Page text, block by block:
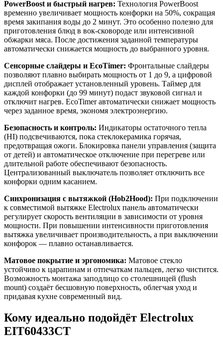
PowerBoost и быстрый нагрев: Технология PowerBoost
временно увеличивает мощность конфорки на 50%, сокращая
время закипания воды до 2 минут. Это особенно полезно для
приготовления блюд в вок-сковороде или интенсивной
обжарки мяса. После достижения заданной температуры
автоматически снижается мощность до выбранного уровня.
Сенсорные слайдеры и EcoTimer: Фронтальные слайдеры
позволяют плавно выбирать мощность от 1 до 9, а цифровой
дисплей отображает установленный уровень. Таймер для
каждой конфорки (до 99 минут) подаст звуковой сигнал и
отключит нагрев. EcoTimer автоматически снижает мощность
через заданное время, экономя электроэнергию.
Безопасность и контроль: Индикаторы остаточного тепла
(HI) подсвечиваются, пока стеклокерамика горячая,
предотвращая ожоги. Блокировка панели управления (защита
от детей) и автоматическое отключение при перегреве или
длительной работе обеспечивают безопасность.
Централизованный выключатель позволяет отключить все
конфорки одним касанием.
Синхронизация с вытяжкой (Hob2Hood): При подключении
к совместимой вытяжке Electrolux панель автоматически
регулирует скорость вентиляции в зависимости от уровня
мощности. При повышении интенсивности приготовления
вытяжка увеличивает производительность, а при выключении
конфорок — плавно останавливается.
Матовое покрытие и эргономика: Матовое стекло
устойчиво к царапинам и отпечаткам пальцев, легко чистится.
Возможность монтажа заподлицо со столешницей (flush
mount) создаёт бесшовную поверхность, облегчая уход и
придавая кухне современный вид.
Кому идеально подойдёт Electrolux
EIT60433CT